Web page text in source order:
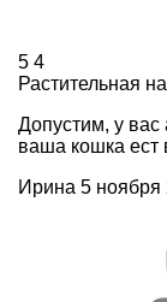
5 4
Растительная
Допустим, у
ваша кошка ест
Ирина 5 ноября